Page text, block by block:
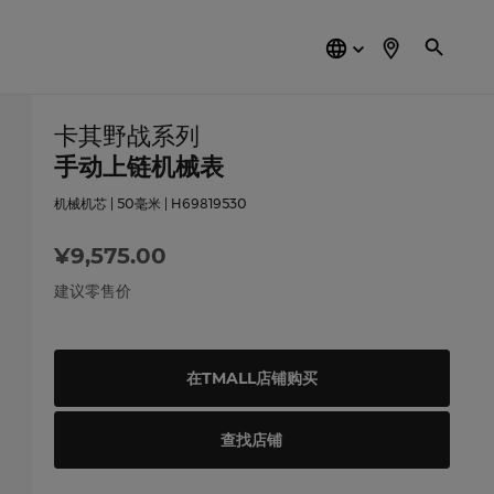
简
体
卡其野战系列
手动上链机械表
机械机芯 | 50毫米 | H69819530
¥9,575.00
建议零售价
在TMALL店铺购买
查找店铺